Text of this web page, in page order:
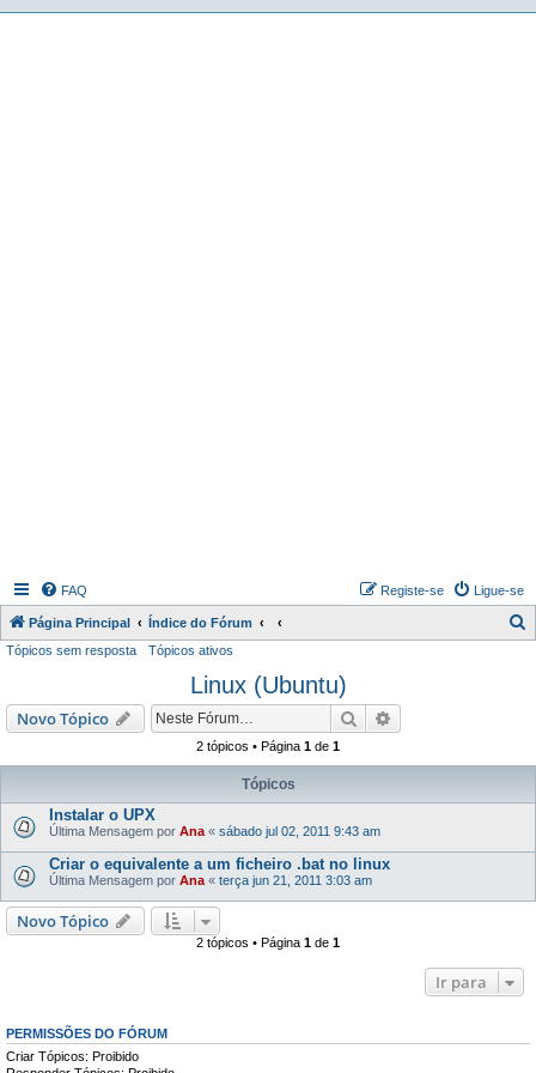
FAQ Ligue-se
Registe-se
Página Principal Índice do Fórum
i
r
Tópicos sem resposta Tópicos ativos
Linux (Ubuntu)
Novo Tópico Pesquisar
2 tópicos • Página 1 de 1
Tópicos
Instalar o UPX
Última Mensagem por Ana « sábado jul 02, 2011 9:43 am
Criar o equivalente a um ficheiro .bat no linux
Última Mensagem por Ana « terça jun 21, 2011 3:03 am
Novo Tópico
2 tópicos • Página 1 de 1
Ir para
PERMISSÕES DO FÓRUM
Criar Tópicos: Proibido